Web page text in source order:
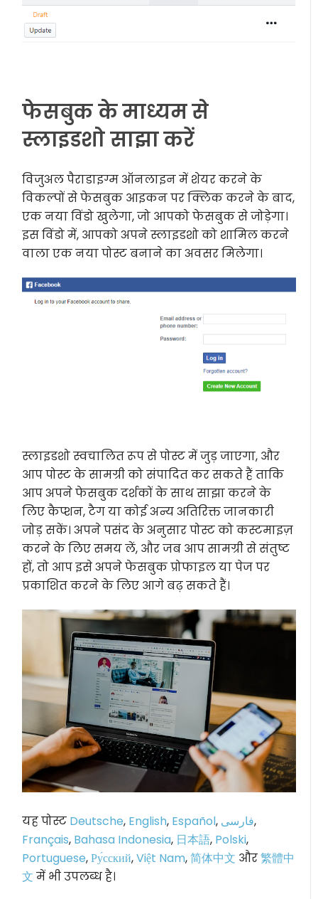
फेसबुक के माध्यम से
स्लाइडशो साझा करें
विजुअल पैराडाइग्म ऑनलाइन में शेयर करने के
विकल्पों से फेसबुक आइकन पर क्लिक करने के बाद,
एक नया विंडो खुलेगा, जो आपको फेसबुक से जोड़ेगा।
इस विंडो में, आपको अपने स्लाइडशो को शामिल करने
वाला एक नया पोस्ट बनाने का अवसर मिलेगा।
स्लाइडशो स्वचालित रूप से पोस्ट में जुड़ जाएगा, और
आप पोस्ट के सामग्री को संपादित कर सकते हैं ताकि
आप अपने फेसबुक दर्शकों के साथ साझा करने के
लिए कैप्शन, टैग या कोई अन्य अतिरिक्त जानकारी
जोड़ सकें। अपने पसंद के अनुसार पोस्ट को कस्टमाइज़
करने के लिए समय लें, और जब आप सामग्री से संतुष्ट
हों, तो आप इसे अपने फेसबुक प्रोफाइल या पेज पर
प्रकाशित करने के लिए आगे बढ़ सकते हैं।
यह पोस्ट Deutsche, English, Español, فارسی,
Français, Bahasa Indonesia, 日本語, Polski,
Portuguese,Ру́сский,Việt Nam,简体中文 और繁體中
文 में भी उपलब्ध है।